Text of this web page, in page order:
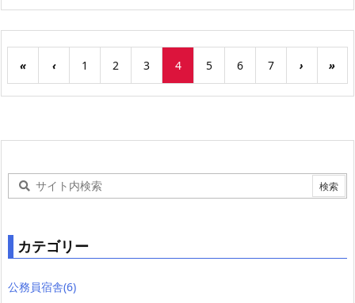
« ‹ 1 2 3 4 5 6 7 › »
カテゴリー
公務員宿舎(6)